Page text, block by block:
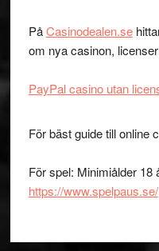
PåCasinodealen.se
om nya casinon,
PayPal casino utan
För bäst guide till online
För spel: Minimiålder 18
https://www.spelpaus.se/